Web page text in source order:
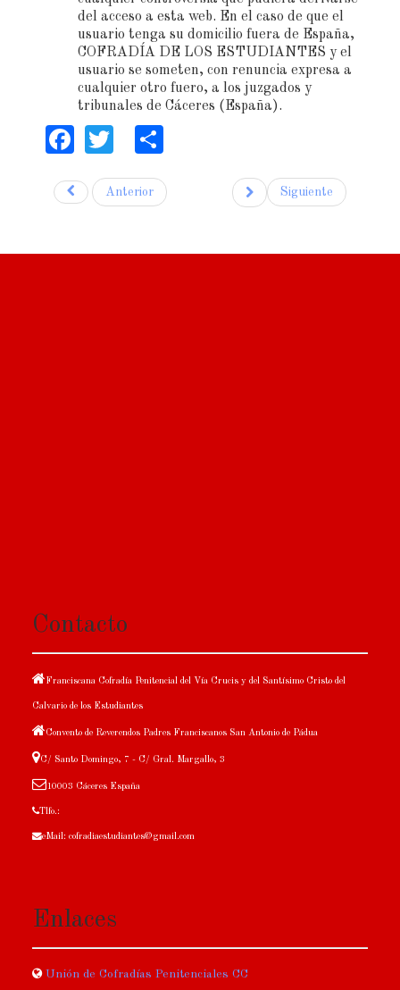
del acceso a esta web. En el caso de que el
usuario tenga su domicilio fuera de España,
COFRADÍA DE LOS ESTUDIANTES y el
usuario se someten, con renuncia expresa a
cualquier otro fuero, a los juzgados y
tribunales de Cáceres (España).
Facebook
Twitter
Anterior Siguiente
Contacto
Franciscana Cofradía Penitencial del Vía Crucis y del Santísimo Cristo del
Calvario de los Estudiantes
Convento de Reverendos Padres Franciscanos San Antonio de Pádua
C/ Santo Domingo, 7 - C/ Gral. Margallo, 3
10003 Cáceres España
Tlfo.:
eMail: cofradiaestudiantes@gmail.com
Enlaces
Unión de Cofradías Penitenciales CC